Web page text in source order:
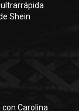
Shein
Carolina